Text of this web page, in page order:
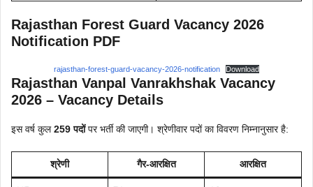
Rajasthan Forest Guard Vacancy 2026
Notification PDF
rajasthan-forest-guard-vacancy-2026-notification Download
Rajasthan Vanpal Vanrakhshak Vacancy
2026 – Vacancy Details
इस वर्ष कुल259 पदोंपर भर्ती की जाएगी। श्रेणीवार पदों का विवरण निम्नानुसार है:
श्रेणी गैर-आरक्षित आरक्षित